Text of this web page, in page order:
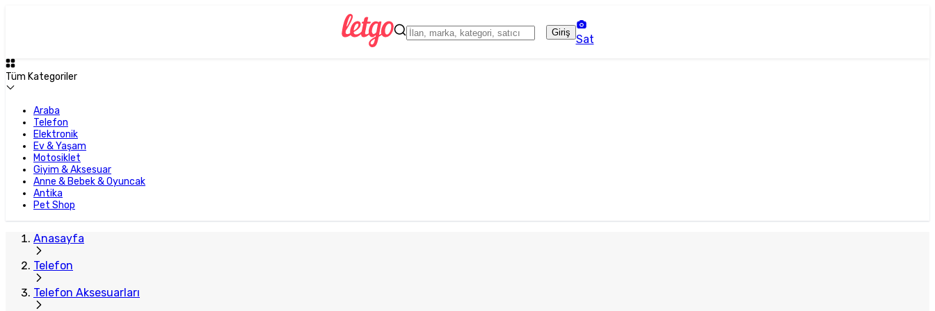
Giriş
Sat
Tüm Kategoriler
Araba
Telefon
Elektronik
Ev & Yaşam
Motosiklet
Giyim & Aksesuar
Anne & Bebek & Oyuncak
Antika
Pet Shop
Anasayfa
Telefon
Telefon Aksesuarları